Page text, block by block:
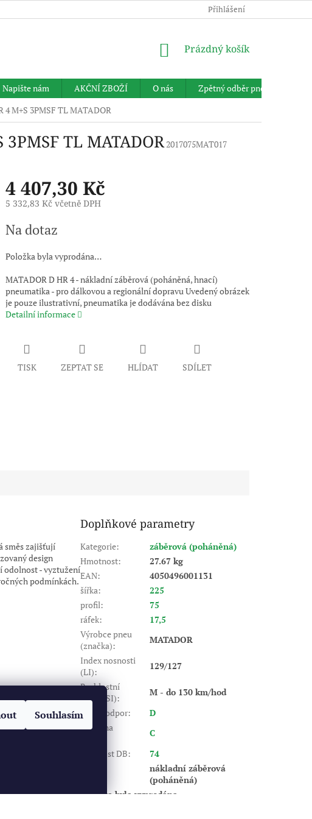
Souhlasím
Přihlášení
NÁKUPNÍ
Prázdný košík
Napište nám AKČNÍ ZBOŽÍ O nás
Zpětný odběr pneumatik
4 M+S 3PMSF TL MATADOR
TL MATADOR2017075MAT017
4 407,30 Kč
5 332,83 Kč včetně DPH
cena:
Na dotaz
Položka byla vyprodána…
MATADOR D HR 4 - nákladní záběrová (poháněná, hnací)
pneumatika - pro dálkovou a regionální dopravu Uvedený obrázek
je pouze ilustrativní, pneumatika je dodávána bez disku
Detailní informace
TISK ZEPTAT SE HLÍDAT SDÍLET
směs zajišťují
design
odolnost - vyztužení
podmínkách.
Doplňkové parametry
Kategorie:
záběrová (poháněná)
Hmotnost:
27.67 kg
EAN:
4050496001131
šířka:
225
profil:
75
ráfek:
17,5
Výrobce pneu
(značka):
MATADOR
Index nosnosti
(LI):
129/127
Rychlostní
index (SI):
M - do 130 km/hod
Valivý odpor:
D
Záběr na
C
Hlučnost DB:
74
nákladní záběrová
(poháněná)
Položka byla vyprodána…